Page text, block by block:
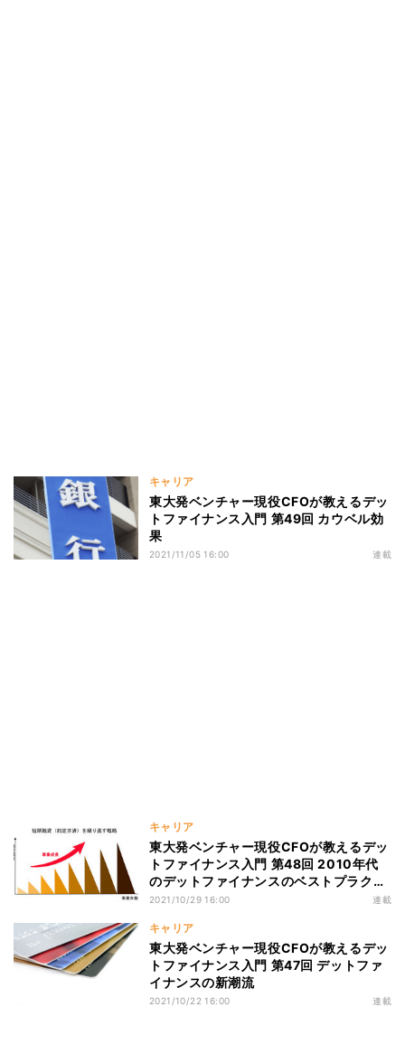
キャリア
東大発ベンチャー現役CFOが教えるデッ
トファイナンス入門 第49回 カウベル効
果
2021/11/05 16:00 連載
キャリア
東大発ベンチャー現役CFOが教えるデッ
トファイナンス入門 第48回 2010年代
のデットファイナンスのベストプラクテ
ィスと2020年代への応用
2021/10/29 16:00 連載
キャリア
東大発ベンチャー現役CFOが教えるデッ
トファイナンス入門 第47回 デットファ
イナンスの新潮流
2021/10/22 16:00 連載